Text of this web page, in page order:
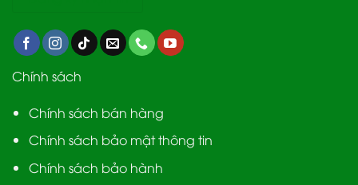
Chính sách
Chính sách bán hàng
Chính sách bảo mật thông tin
Chính sách bảo hành